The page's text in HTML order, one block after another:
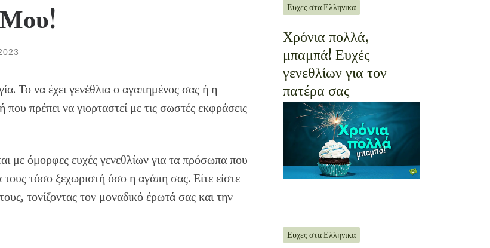
Το να έχει γενέθλια ο αγαπημένος σας ή η
πρέπει να γιορταστεί με τις σωστές εκφράσεις
με όμορφες ευχές γενεθλίων για τα πρόσωπα που
τόσο ξεχωριστή όσο η αγάπη σας. Είτε είστε
τονίζοντας τον μοναδικό έρωτά σας και την
Ευχες στα Ελληνικα
Χρόνια πολλά,
μπαμπά! Ευχές
γενεθλίων για τον
πατέρα σας
Ευχες στα Ελληνικα